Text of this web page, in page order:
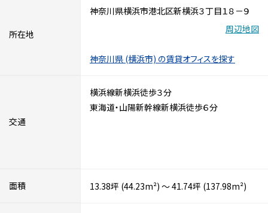
所在地
神奈川県横浜市港北区新横浜３丁目１８－９
周辺地図
神奈川県 (横浜市) の賃貸オフィスを探す
交通
横浜線新横浜徒歩３分
東海道・山陽新幹線新横浜徒歩６分
面積 13.38坪 (44.23m²) ～ 41.74坪 (137.98m²)